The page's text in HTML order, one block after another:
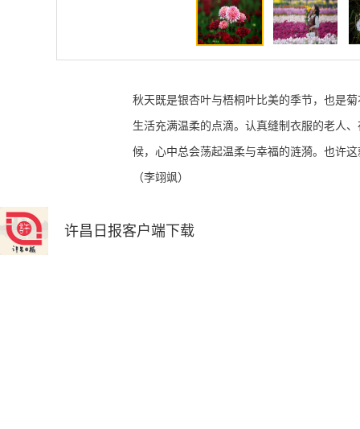
秋天既是银杏叶与梧桐叶比美的季节，也是
生活充满温柔的点滴。认真缝制衣服的老人
候，心中总会荡起温柔与幸福的涟漪。也许
（李翊飒）
许昌日报客户端下载